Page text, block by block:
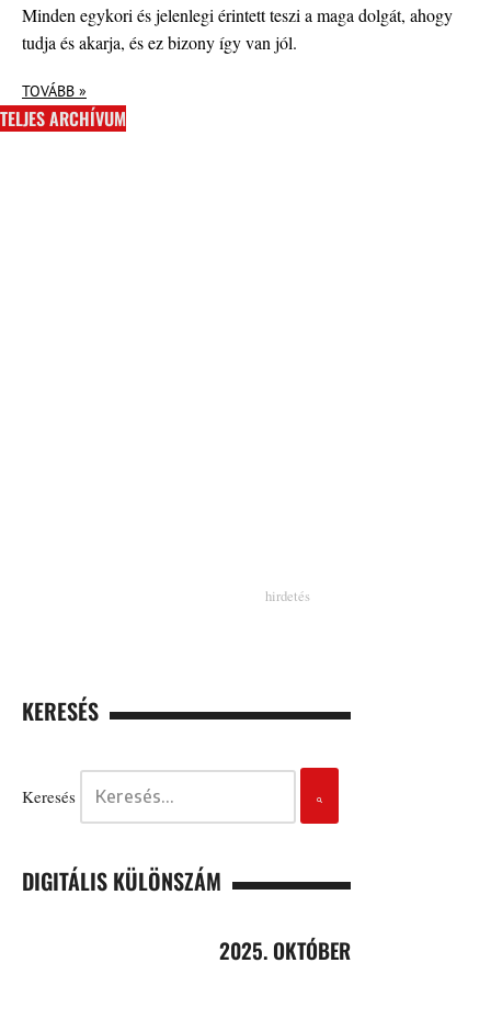
Minden egykori és jelenlegi érintett teszi a maga dolgát, ahogy
tudja és akarja, és ez bizony így van jól.
TOVÁBB »
TELJES ARCHÍVUM
KERESÉS
Keresés
DIGITÁLIS KÜLÖNSZÁM
2025. OKTÓBER